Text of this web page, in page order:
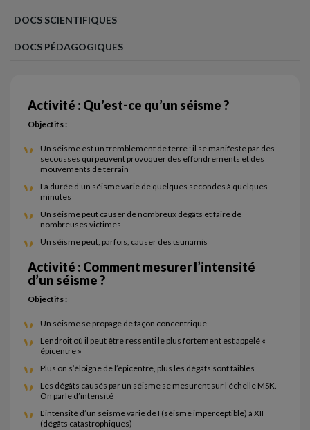
DOCS SCIENTIFIQUES
DOCS PÉDAGOGIQUES
Activité : Qu’est-ce qu’un séisme ?
Objectifs :
Un séisme est un tremblement de terre : il se manifeste par des
secousses qui peuvent provoquer des effondrements et des
mouvements de terrain
La durée d’un séisme varie de quelques secondes à quelques
minutes
Un séisme peut causer de nombreux dégâts et faire de
nombreuses victimes
Un séisme peut, parfois, causer des tsunamis
Activité : Comment mesurer l’intensité
d’un séisme ?
Objectifs :
Un séisme se propage de façon concentrique
L’endroit où il peut être ressenti le plus fortement est appelé «
épicentre »
Plus on s’éloigne de l’épicentre, plus les dégâts sont faibles
Les dégâts causés par un séisme se mesurent sur l’échelle MSK.
On parle d’intensité
L’intensité d’un séisme varie de I (séisme imperceptible) à XII
(dégâts catastrophiques)